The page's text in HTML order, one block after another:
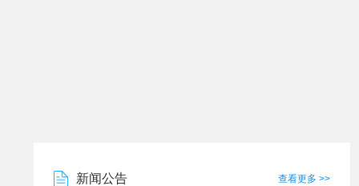
查看更多 >>
新闻公告